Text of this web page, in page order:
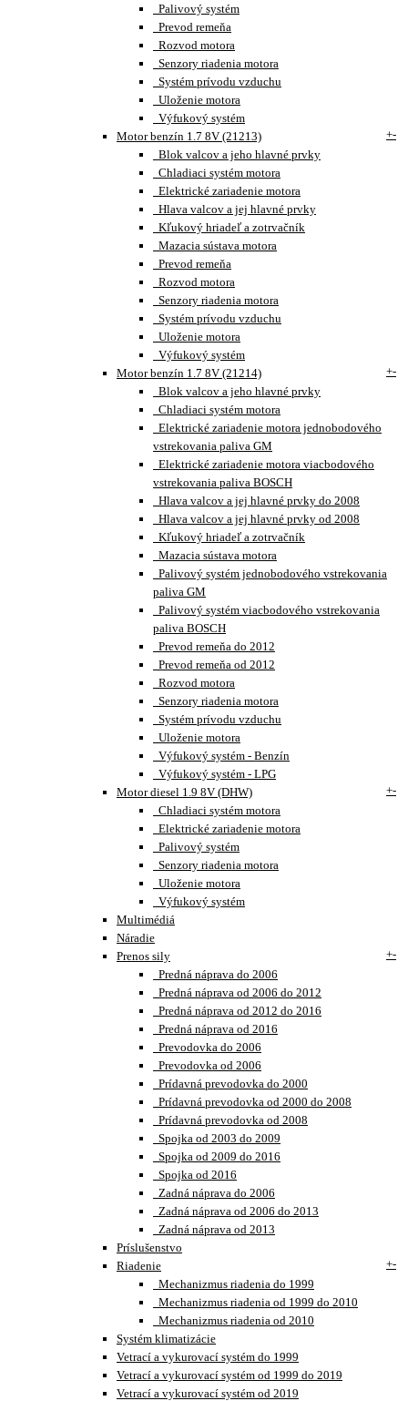
Palivový systém
Prevod remeňa
Rozvod motora
Senzory riadenia motora
Systém prívodu vzduchu
Uloženie motora
Výfukový systém
Motor benzín 1.7 8V (21213)
+-
Blok valcov a jeho hlavné prvky
Chladiaci systém motora
Elektrické zariadenie motora
Hlava valcov a jej hlavné prvky
Kľukový hriadeľ a zotrvačník
Mazacia sústava motora
Prevod remeňa
Rozvod motora
Senzory riadenia motora
Systém prívodu vzduchu
Uloženie motora
Výfukový systém
Motor benzín 1.7 8V (21214)
+-
Blok valcov a jeho hlavné prvky
Chladiaci systém motora
Elektrické zariadenie motora jednobodového
vstrekovania paliva GM
Elektrické zariadenie motora viacbodového
vstrekovania paliva BOSCH
Hlava valcov a jej hlavné prvky do 2008
Hlava valcov a jej hlavné prvky od 2008
Kľukový hriadeľ a zotrvačník
Mazacia sústava motora
Palivový systém jednobodového vstrekovania
paliva GM
Palivový systém viacbodového vstrekovania
paliva BOSCH
Prevod remeňa do 2012
Prevod remeňa od 2012
Rozvod motora
Senzory riadenia motora
Systém prívodu vzduchu
Uloženie motora
Výfukový systém - Benzín
Výfukový systém - LPG
Motor diesel 1.9 8V (DHW)
+-
Chladiaci systém motora
Elektrické zariadenie motora
Palivový systém
Senzory riadenia motora
Uloženie motora
Výfukový systém
Multimédiá
Náradie
Prenos sily
+-
Predná náprava do 2006
Predná náprava od 2006 do 2012
Predná náprava od 2012 do 2016
Predná náprava od 2016
Prevodovka do 2006
Prevodovka od 2006
Prídavná prevodovka do 2000
Prídavná prevodovka od 2000 do 2008
Prídavná prevodovka od 2008
Spojka od 2003 do 2009
Spojka od 2009 do 2016
Spojka od 2016
Zadná náprava do 2006
Zadná náprava od 2006 do 2013
Zadná náprava od 2013
Príslušenstvo
Riadenie
+-
Mechanizmus riadenia do 1999
Mechanizmus riadenia od 1999 do 2010
Mechanizmus riadenia od 2010
Systém klimatizácie
Vetrací a vykurovací systém do 1999
Vetrací a vykurovací systém od 1999 do 2019
Vetrací a vykurovací systém od 2019